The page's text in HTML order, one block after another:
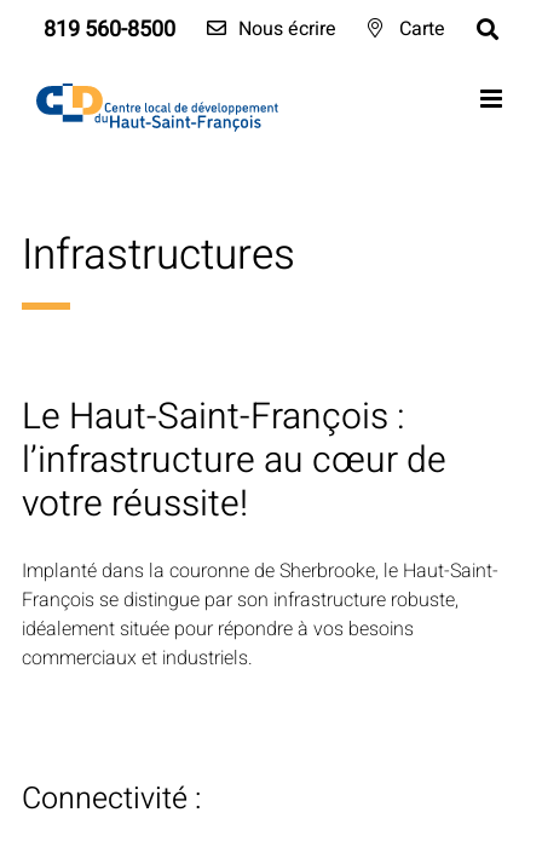
content
819 560-8500 Nous écrire Carte
Infrastructures
Le Haut-Saint-François :
l’infrastructure au cœur de
votre réussite!
Implanté dans la couronne de Sherbrooke, le Haut-Saint-
François se distingue par son infrastructure robuste,
idéalement située pour répondre à vos besoins
commerciaux et industriels.
Connectivité :